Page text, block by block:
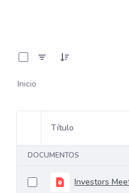
Inicio
Selección del elemento
Título
DOCUMENTOS